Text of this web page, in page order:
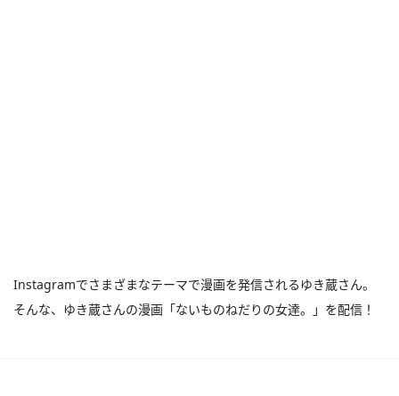
Instagramでさまざまなテーマで漫画を発信されるゆき蔵さん。
そんな、ゆき蔵さんの漫画「ないものねだりの女達。」を配信！